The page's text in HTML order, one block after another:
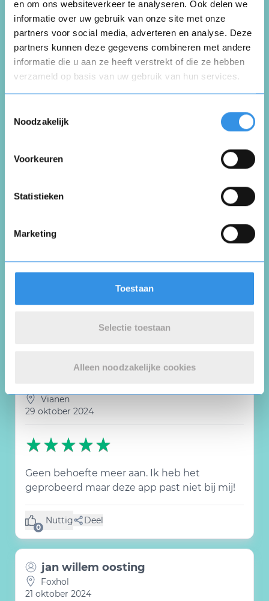
en om ons websiteverkeer te analyseren. Ook delen we
informatie over uw gebruik van onze site met onze
partners voor social media, adverteren en analyse. Deze
partners kunnen deze gegevens combineren met andere
informatie die u aan ze heeft verstrekt of die ze hebben
verzameld op basis van uw gebruik van hun services.
Noodzakelijk
Voorkeuren
Statistieken
Marketing
Toestaan
Selectie toestaan
Alleen noodzakelijke cookies
Wiljan Hendriks
Nijmegen
11 februari 2025
Diest
Sinds mijn betalend lidmaatschap krijg ik
minder reacties dan voorheen. Ik vind het
niet kunnen sorry
Vianen
29 oktober 2024
Geen behoefte meer aan. Ik heb het
geprobeerd maar deze app past niet bij mij!
0
Nuttig
(0 like) Deel
jan willem oosting
Foxhol
21 oktober 2024